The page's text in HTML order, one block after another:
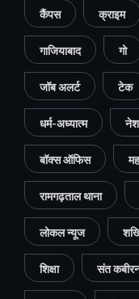
कैंपस क्राइम
गाजियाबाद गो
जॉब अलर्ट टेक
धर्म-अध्यात्म
बॉक्स ऑफिस
रामगढ़ताल थाना
लोकल न्यूज
शिक्षा संत